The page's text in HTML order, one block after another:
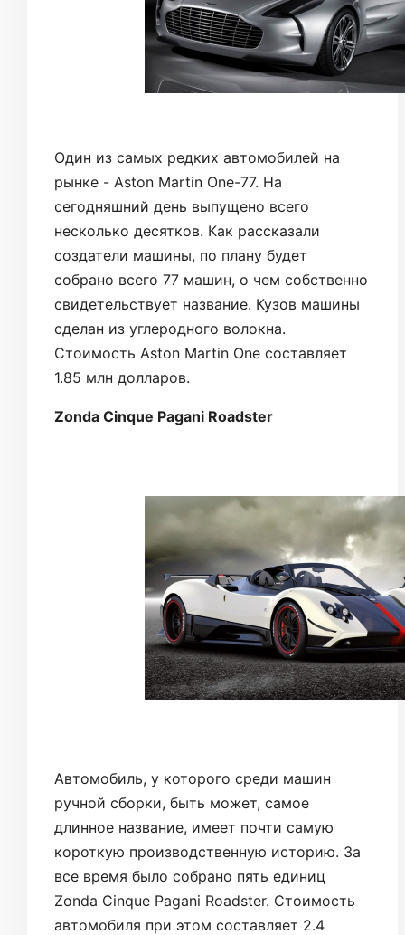
Один из самых редких автомобилей на
рынке - Aston Martin One-77. На
сегодняшний день выпущено всего
несколько десятков. Как рассказали
создатели машины, по плану будет
собрано всего 77 машин, о чем собственно
свидетельствует название. Кузов машины
сделан из углеродного волокна.
Стоимость Aston Martin One составляет
1.85 млн долларов.
Zonda Cinque Pagani Roadster
Автомобиль, у которого среди машин
ручной сборки, быть может, самое
длинное название, имеет почти самую
короткую производственную историю. За
все время было собрано пять единиц
Zonda Cinque Pagani Roadster. Стоимость
автомобиля при этом составляет 2.4